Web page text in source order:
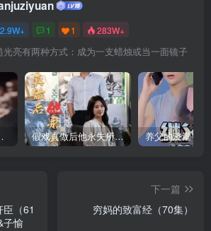
2.9W+ 1 1 283W+
光亮有两种方式：成为一支蜡烛或当一面镜子
部合集 假戏真做后他永失所爱（60集）程澄＆杨珞仟
（61
子愉
下一篇
穷妈的致富经（70集）